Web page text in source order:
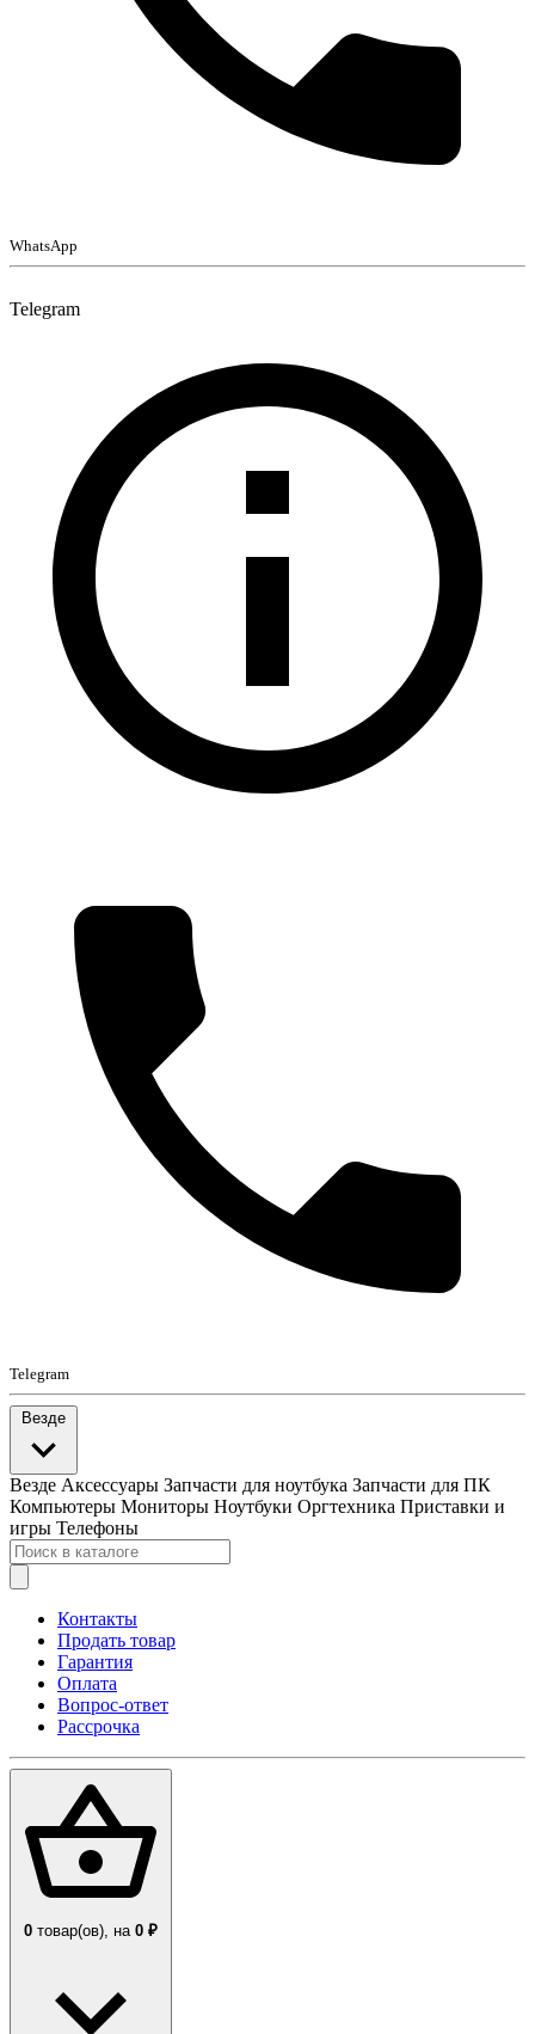
WhatsApp
Telegram
Telegram
Везде
Везде Аксессуары Запчасти для ноутбука Запчасти для ПК
Компьютеры Мониторы Ноутбуки Оргтехника Приставки и
игры Телефоны
Контакты
Продать товар
Гарантия
Оплата
Вопрос-ответ
Рассрочка
0 товар(ов), на 0 ₽